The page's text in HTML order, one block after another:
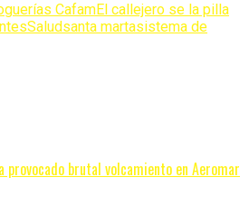
CafamEl callejero se la pilla
Saludsanta martasistema de
provocado brutal volcamiento en Aeromar